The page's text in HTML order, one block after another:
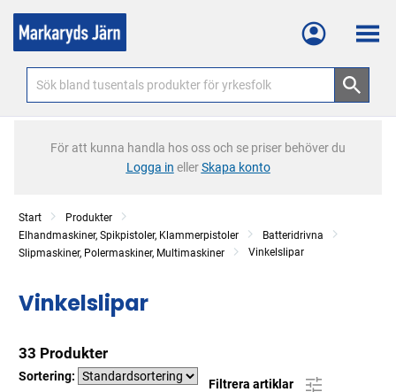
Meny
För att kunna handla hos oss och se priser behöver du
Logga in ellerSkapa konto
Start
Produkter
Elhandmaskiner, Spikpistoler, Klammerpistoler
Batteridrivna
Slipmaskiner, Polermaskiner, Multimaskiner
Vinkelslipar
Vinkelslipar
33 Produkter
Sortering:
Filtrera artiklar